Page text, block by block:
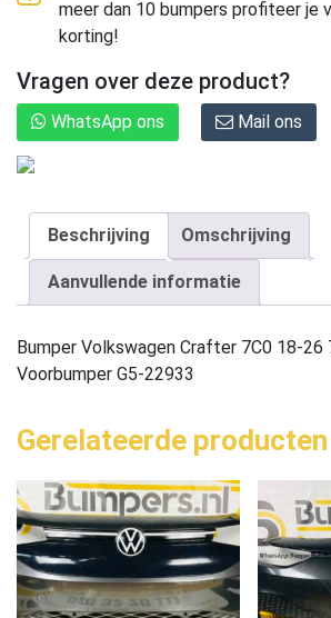
meer dan 10 bumpers profiteer je
korting!
Vragen over deze product?
WhatsApp ons Mail ons
Beschrijving Omschrijving
Aanvullende informatie
Bumper Volkswagen Crafter 7C0 18-26
Voorbumper G5-22933
Gerelateerde producten